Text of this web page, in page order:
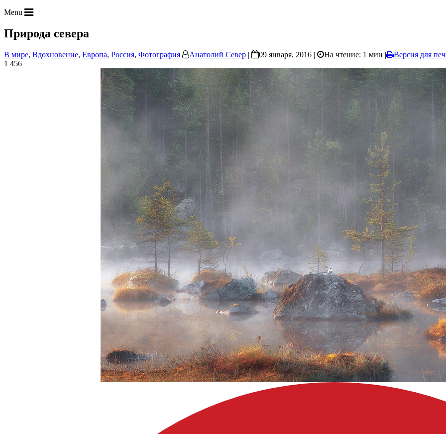
Menu
Природа севера
В мире, Вдохновение, Европа, Россия, Фотография Анатолий Север | 09 января, 2016 | На чтение: 1 мин |
Версия для
1 456